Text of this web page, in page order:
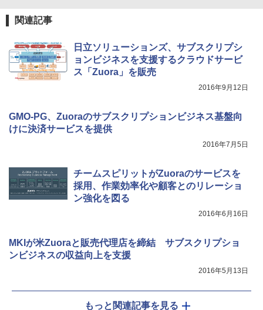
関連記事
日立ソリューションズ、サブスクリプシ
ョンビジネスを支援するクラウドサービ
ス「Zuora」を販売
2016年9月12日
GMO-PG、Zuoraのサブスクリプションビジネス基盤向
けに決済サービスを提供
2016年7月5日
チームスピリットがZuoraのサービスを
採用、作業効率化や顧客とのリレーショ
ン強化を図る
2016年6月16日
MKIが米Zuoraと販売代理店を締結 サブスクリプショ
ンビジネスの収益向上を支援
2016年5月13日
もっと関連記事を見る